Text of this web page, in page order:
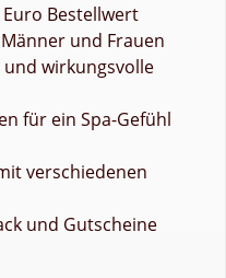
Bestellwert
und Frauen
wirkungsvolle
für ein Spa-Gefühl
verschiedenen
und Gutscheine